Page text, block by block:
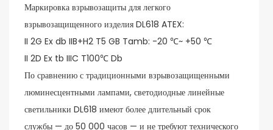
Маркировка взрывозащиты для легкого
взрывозащищенного изделия DL618 ATEX:
II 2G Ex db IIB+H2 T5 GB Tamb: -20 ℃~ +50 ℃
II 2D Ex tb IIIC T100℃ Db
По сравнению с традиционными взрывозащищенными
люминесцентными лампами, светодиодные линейные
светильники DL618 имеют более длительный срок
службы — до 50 000 часов — и не требуют технического